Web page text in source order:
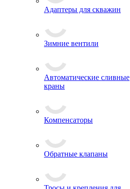
Адаптеры для скважин
Зимние вентили
Автоматические сливные
краны
Компенсаторы
Обратные клапаны